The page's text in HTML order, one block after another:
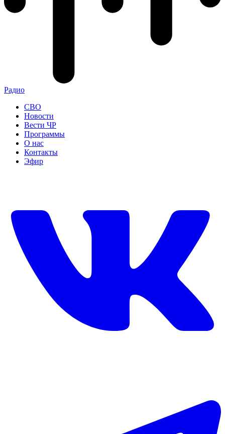
Радио
СВО
Новости
Вести ЧР
Программы
О нас
Контакты
Эфир